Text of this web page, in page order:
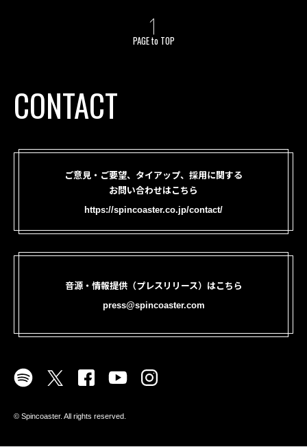
PAGE to TOP
CONTACT
ご意見・ご要望、タイアップ、採用に関する
お問い合わせはこちら
https://spincoaster.co.jp/contact/
音源・情報提供（プレスリリース）はこちら
press@spincoaster.com
©︎ Spincoaster. All rights reserved.